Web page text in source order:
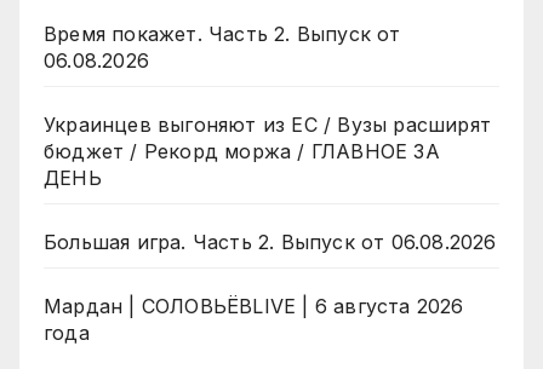
Время покажет. Часть 2. Выпуск от
06.08.2026
Украинцев выгоняют из ЕС / Вузы расширят
бюджет / Рекорд моржа / ГЛАВНОЕ ЗА
ДЕНЬ
Большая игра. Часть 2. Выпуск от 06.08.2026
Мардан | СОЛОВЬЁВLIVE | 6 августа 2026
года